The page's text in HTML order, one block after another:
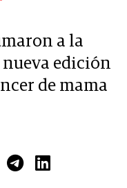
a la
edición
de mama